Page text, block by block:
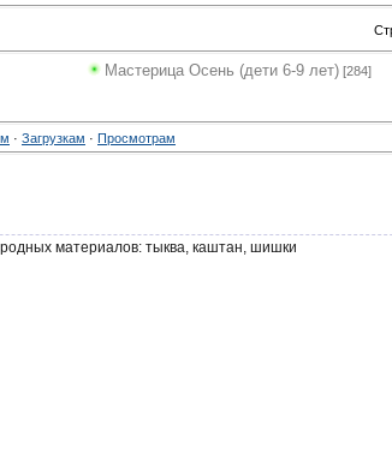
Мастерица Осень (дети 6-9 лет) [284]
· Загрузкам · Просмотрам
материалов: тыква, каштан, шишки